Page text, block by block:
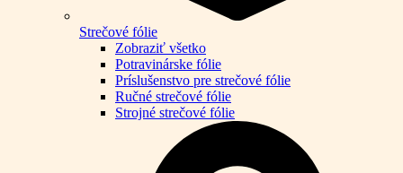
Strečové fólie
Zobraziť všetko
Potravinárske fólie
Príslušenstvo pre strečové fólie
Ručné strečové fólie
Strojné strečové fólie